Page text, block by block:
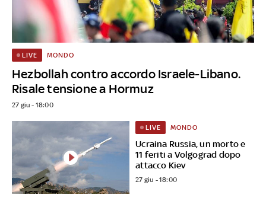
Hezbollah contro accordo Israele-Libano.
Risale tensione a Hormuz
LIVE MONDO
27 giu - 18:00
Ucraina Russia, un morto e
11 feriti a Volgograd dopo
attacco Kiev
LIVE MONDO
27 giu - 18:00